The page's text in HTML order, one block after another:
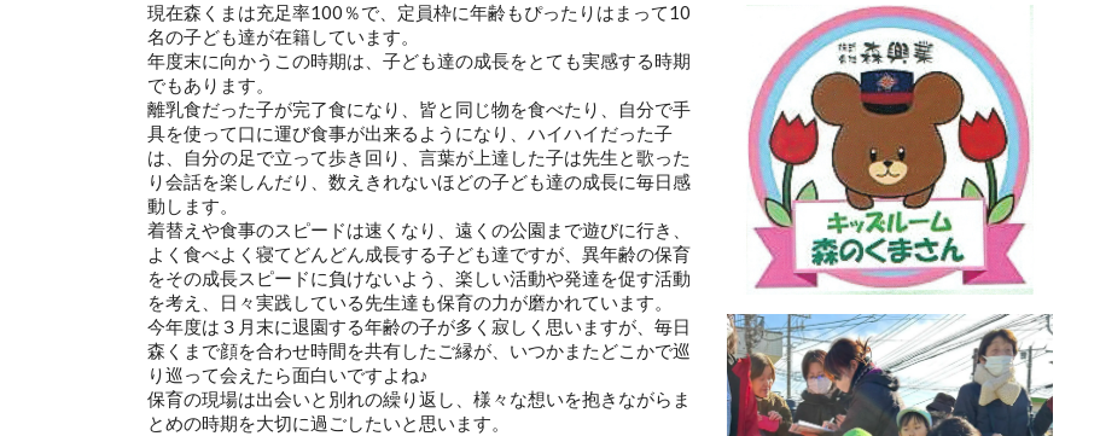
現在森くまは充足率100％で、定員枠に年齢もぴったりはまって10
名の子ども達が在籍しています。
年度末に向かうこの時期は、子ども達の成長をとても実感する時期
でもあります。
離乳食だった子が完了食になり、皆と同じ物を食べたり、自分で手
具を使って口に運び食事が出来るようになり、ハイハイだった子
は、自分の足で立って歩き回り、言葉が上達した子は先生と歌った
り会話を楽しんだり、数えきれないほどの子ども達の成長に毎日感
動します。
着替えや食事のスピードは速くなり、遠くの公園まで遊びに行き、
よく食べよく寝てどんどん成長する子ども達ですが、異年齢の保育
をその成長スピードに負けないよう、楽しい活動や発達を促す活動
を考え、日々実践している先生達も保育の力が磨かれています。
今年度は３月末に退園する年齢の子が多く寂しく思いますが、毎日
森くまで顔を合わせ時間を共有したご縁が、いつかまたどこかで巡
り巡って会えたら面白いですよね♪
保育の現場は出会いと別れの繰り返し、様々な想いを抱きながらま
とめの時期を大切に過ごしたいと思います。